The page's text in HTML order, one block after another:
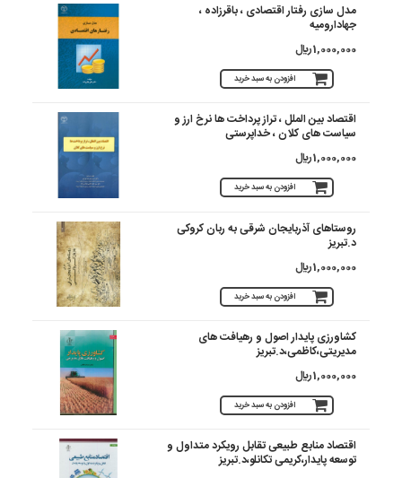
مدل سازی رفتار اقتصادی ، باقرزاده ،
جهادارومیه
1,000,000 ريال
افزودن به سبد خرید
اقتصاد بین الملل ، تراز پرداخت ها نرخ ارز و
سیاست های کلان ، خداپرستی
1,000,000 ريال
افزودن به سبد خرید
روستاهای آذربایجان شرقی به ربان کروکی
د.تبریز
1,000,000 ريال
افزودن به سبد خرید
کشاورزی پایدار اصول و رهیافت های
مدیریتی،کاظمی،د.تبریز
1,000,000 ريال
افزودن به سبد خرید
اقتصاد منابع طبیعی تقابل رویکرد متداول و
توسعه پایدار،کریمی تکانلو،د.تبریز